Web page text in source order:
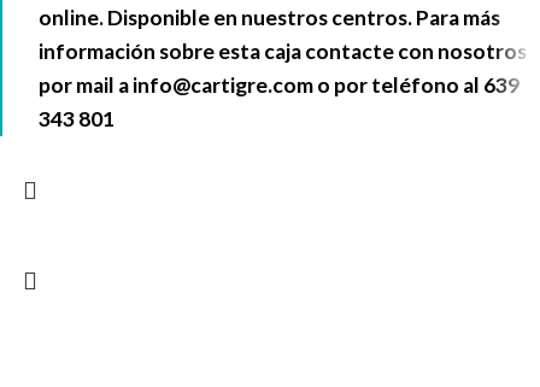
online. Disponible en nuestros centros. Para más
información sobre esta caja contacte con nosotros
por mail ainfo@cartigre.como por teléfono al 639
343 801